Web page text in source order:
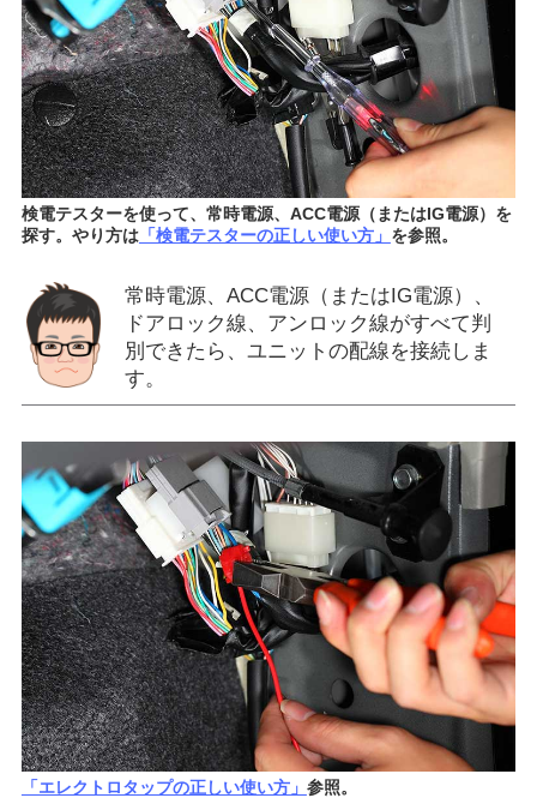
検電テスターを使って、常時電源、ACC電源（またはIG電源）を
探す。やり方は「検電テスターの正しい使い方」 を参照。
常時電源、ACC電源（またはIG電源）、
ドアロック線、アンロック線がすべて判
別できたら、ユニットの配線を接続しま
す。
「エレクトロタップの正しい使い方」 参照。